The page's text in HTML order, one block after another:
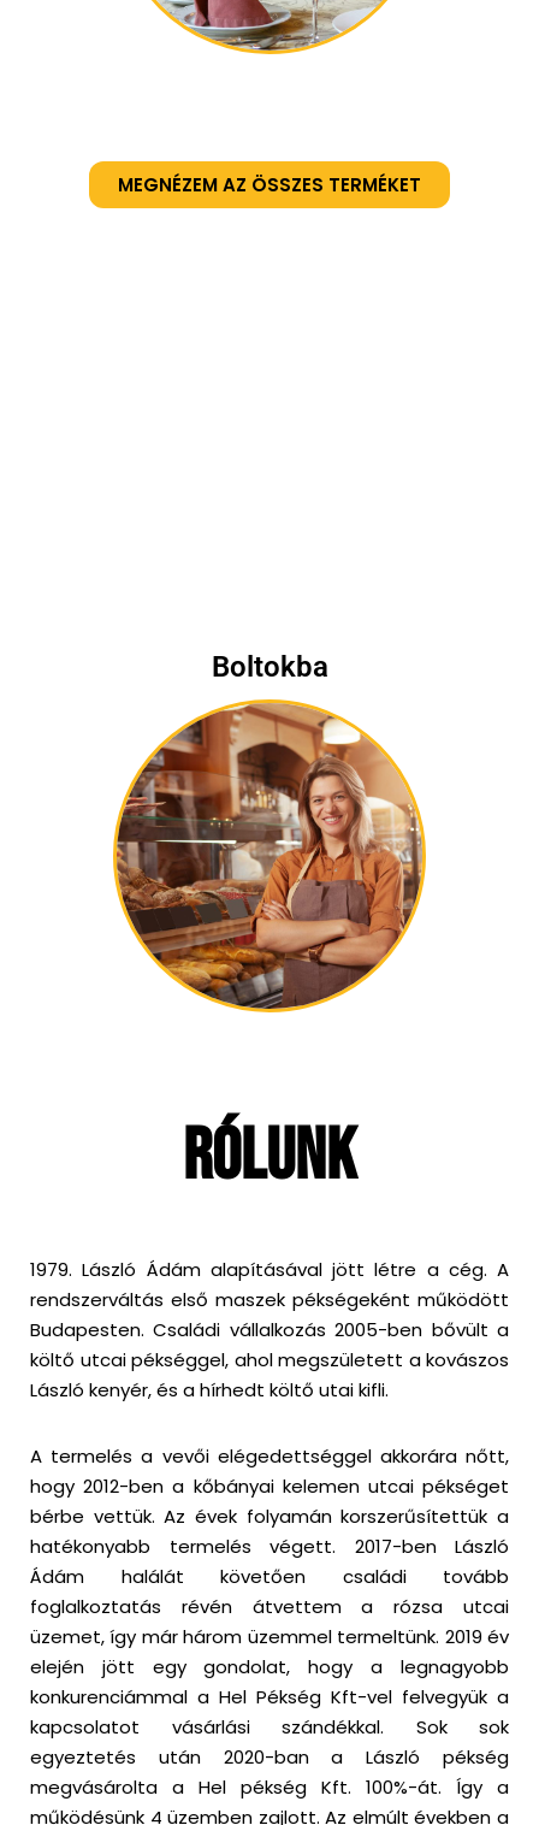
MEGNÉZEM AZ ÖSSZES TERMÉKET
Boltokba
Rólunk
1979. László Ádám alapításával jött létre a cég. A
rendszerváltás első maszek pékségeként működött
Budapesten. Családi vállalkozás 2005-ben bővült a
költő utcai pékséggel, ahol megszületett a kovászos
László kenyér, és a hírhedt költő utai kifli.
A termelés a vevői elégedettséggel akkorára nőtt,
hogy 2012-ben a kőbányai kelemen utcai pékséget
bérbe vettük. Az évek folyamán korszerűsítettük a
hatékonyabb termelés végett. 2017-ben László
Ádám halálát követően családi tovább
foglalkoztatás révén átvettem a rózsa utcai
üzemet, így már három üzemmel termeltünk. 2019 év
elején jött egy gondolat, hogy a legnagyobb
konkurenciámmal a Hel Pékség Kft-vel felvegyük a
kapcsolatot vásárlási szándékkal. Sok sok
egyeztetés után 2020-ban a László pékség
megvásárolta a Hel pékség Kft. 100%-át. Így a
működésünk 4 üzemben zajlott. Az elmúlt években a